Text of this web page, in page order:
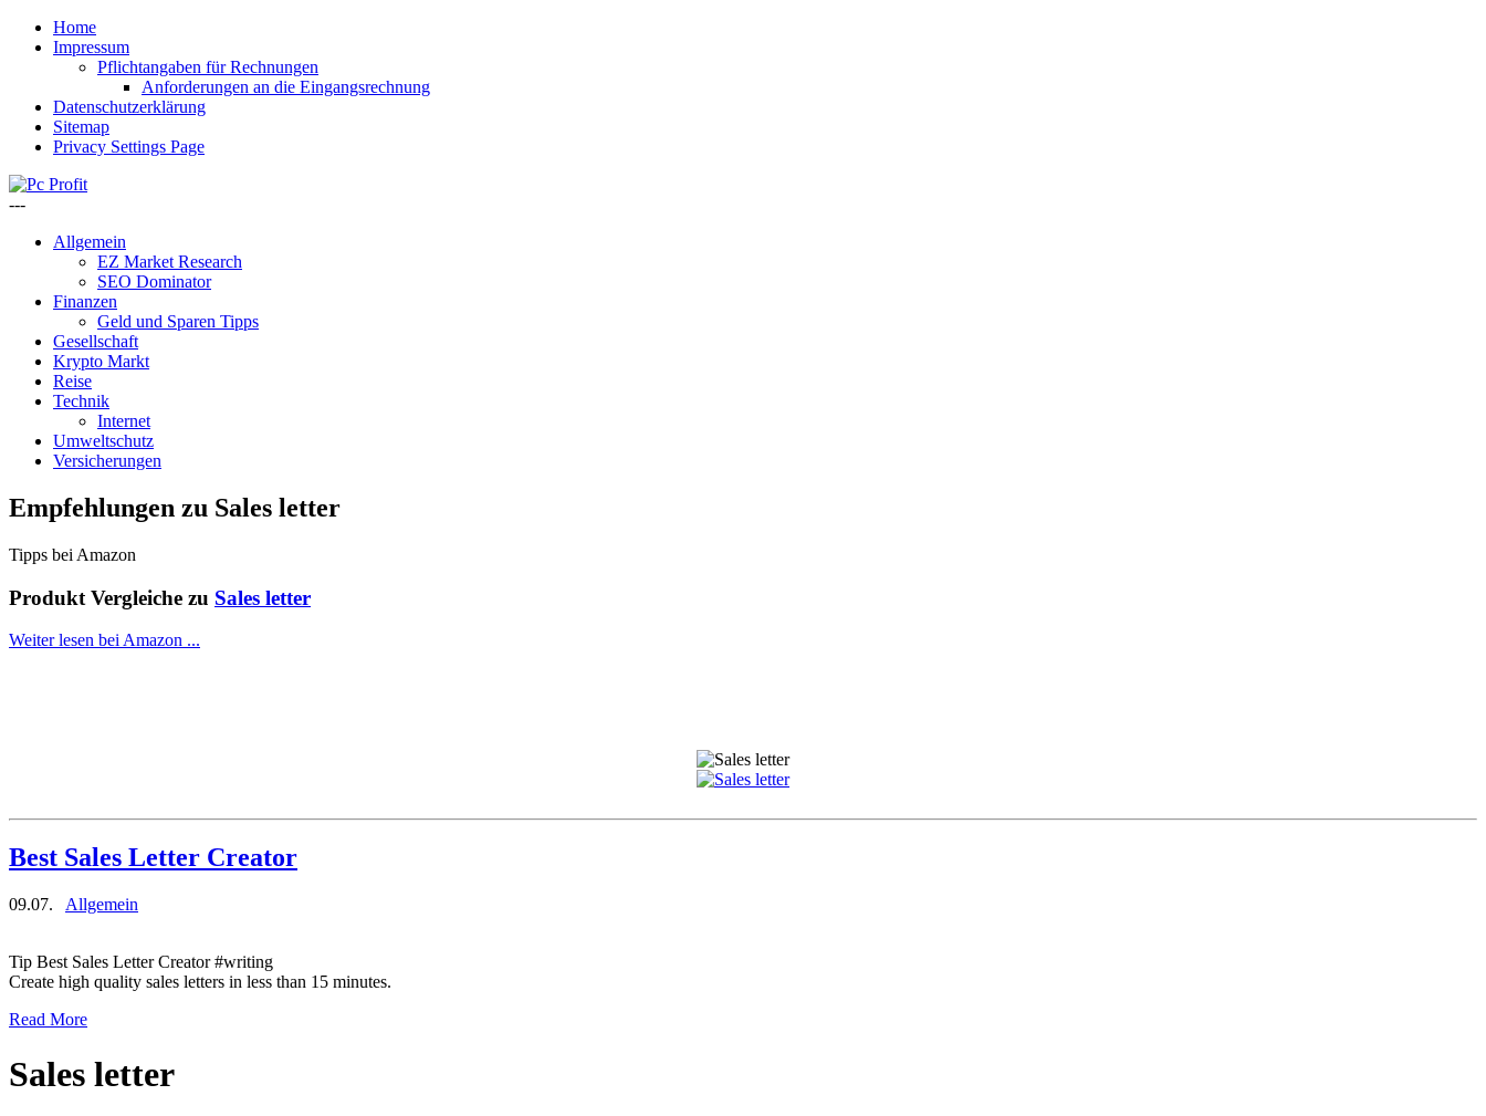
Home
Impressum
Pflichtangaben für Rechnungen
Anforderungen an die Eingangsrechnung
Datenschutzerklärung
Sitemap
Privacy Settings Page
---
Allgemein
EZ Market Research
SEO Dominator
Finanzen
Geld und Sparen Tipps
Gesellschaft
Krypto Markt
Reise
Technik
Internet
Umweltschutz
Versicherungen
Empfehlungen zu Sales letter
Tipps bei Amazon
Produkt Vergleiche zu Sales letter
Weiter lesen bei Amazon ...
Best Sales Letter Creator
09.07. Allgemein
Tip Best Sales Letter Creator #writing
Create high quality sales letters in less than 15 minutes.
Read More
Sales letter